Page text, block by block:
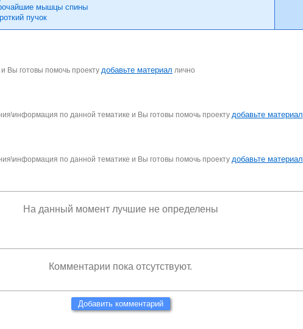
мышцы спины
пучок
Вы готовы помочь проекту добавьте материал лично
по данной тематике и Вы готовы помочь проекту добавьте материал
по данной тематике и Вы готовы помочь проекту добавьте материал
На данный момент лучшие не определены
Комментарии пока отсутствуют.
Добавить комментарий